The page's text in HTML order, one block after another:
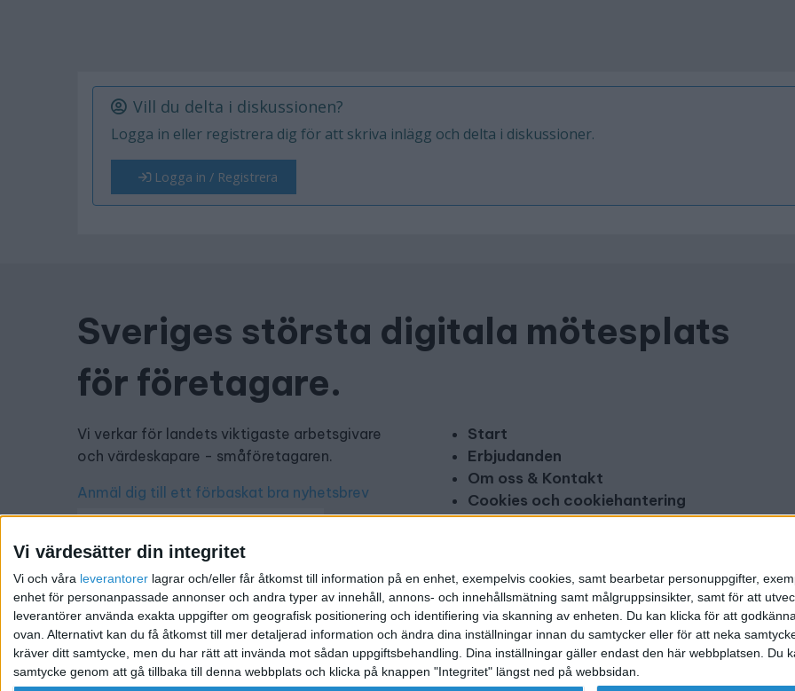
Vi värdesätter din integritet
Vi och våra leverantorer lagrar och/eller får åtkomst till information på en enhet, exempelvis cookies, samt bearbetar personuppgifter,
enhet för personanpassade annonser och andra typer av innehåll, annons- och innehållsmätning samt målgruppsinsikter, samt för att
leverantörer använda exakta uppgifter om geografisk positionering och identifiering via skanning av enheten. Du kan klicka för att
ovan. Alternativt kan du få åtkomst till mer detaljerad information och ändra dina inställningar innan du samtycker eller för att neka
kräver ditt samtycke, men du har rätt att invända mot sådan uppgiftsbehandling. Dina inställningar gäller endast den här webbplatsen.
samtycke genom att gå tillbaka till denna webbplats och klicka på knappen "Integritet" längst ned på webbsidan.
Vill du delta i diskussionen?
Logga in eller registrera dig för att skriva inlägg och delta i diskussioner.
Logga in / Registrera
Sveriges största digitala mötesplats
för företagare.
Vi verkar för landets viktigaste arbetsgivare
och värdeskapare - småföretagaren.
Anmäl dig till ett förbaskat bra nyhetsbrev
Har du ett nyhetstips?
Kontakta oss: info@foretagande.se
Start
Erbjudanden
Om oss & Kontakt
Cookies och cookiehantering
Copyright och disclaimer